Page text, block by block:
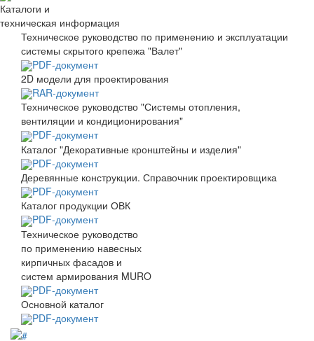
Каталоги и
техническая информация
Техническое руководство по применению и эксплуатации
системы скрытого крепежа "Валет"
PDF-документ
2D модели для проектирования
RAR-документ
Техническое руководство "Системы отопления,
вентиляции и кондиционирования"
PDF-документ
Каталог "Декоративные кронштейны и изделия"
PDF-документ
Деревянные конструкции. Справочник проектировщика
PDF-документ
Каталог продукции ОВК
PDF-документ
Техническое руководство
по применению навесных
кирпичных фасадов и
систем армирования MURO
PDF-документ
Основной каталог
PDF-документ